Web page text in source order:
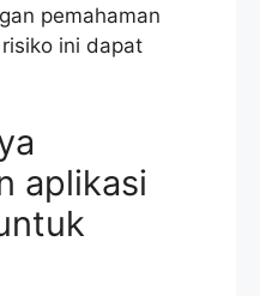
pemahaman
ini dapat
aplikasi